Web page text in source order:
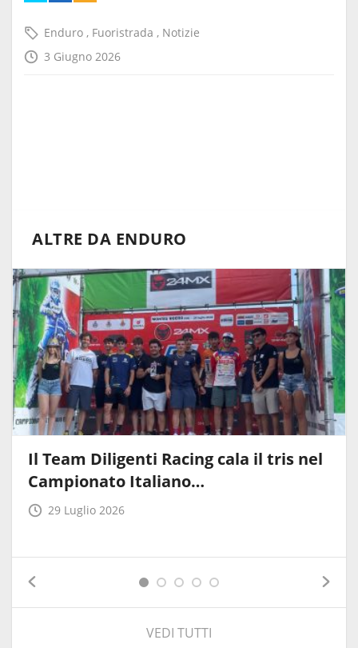
Enduro , Fuoristrada , Notizie
3 Giugno 2026
ALTRE DA ENDURO
Il Team Diligenti Racing cala il tris nel
Campionato Italiano…
29 Luglio 2026
VEDI TUTTI